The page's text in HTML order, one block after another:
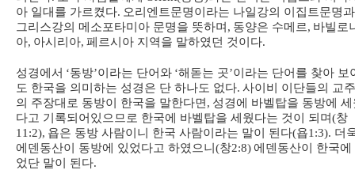
아 일대를 가르켰다. 오리엔트문명이라는 나일강의 이집트문명
그리스강의 메소포타미아 문명을 뜻하며 , 동양은 수메르, 바빌로
아, 아시리아, 페르시아 지역을 말하였던 것이다.
성경에서 ‘동방’이라는 단어와 ‘해돋는 곳’이라는 단어를 찾아 보
도 한국을 의미하는 성경은 단 하나도 없다. 사이비 이단들의 교
의 주장대로 동방이 한국을 말한다면 , 성경에 바벨탑을 동방에 세
다고 기록되어있으므로 한국에 바벨탑을 세웠다는 것이 되며(창
11:2), 욥은 동방 사람이니 한국 사람이라는 말이 된다(욥1:3). 더
에덴동산이 동방에 있었다고 하였으니 (창2:8) 에덴동산이 한국에
었단 말이 된다.